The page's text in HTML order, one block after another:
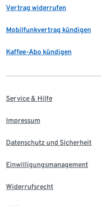
Vertrag widerrufen
Mobilfunkvertrag kündigen
Kaffee-Abo kündigen
Service & Hilfe
Impressum
Datenschutz und Sicherheit
Einwilligungsmanagement
Widerrufsrecht